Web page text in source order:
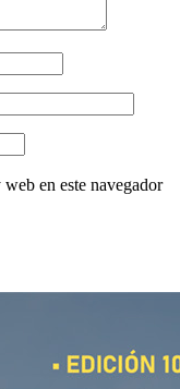
en este navegador